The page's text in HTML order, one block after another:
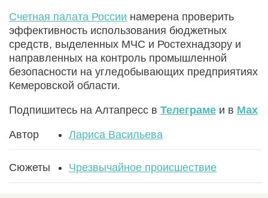
Счетная палата России намерена проверить
эффективность использования бюджетных
средств, выделенных МЧС и Ростехнадзору и
направленных на контроль промышленной
безопасности на угледобывающих предприятиях
Кемеровской области.
Подпишитесь на Алтапресс в Телеграме и в Max
Автор Лариса Васильева
Сюжеты Чрезвычайное происшествие